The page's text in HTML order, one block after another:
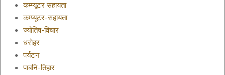
कम्प्यूटर सहायता
कम्प्यूटर-सहायता
ज्योतिष-विचार
धरोहर
पर्यटन
पाबनि-तिहार